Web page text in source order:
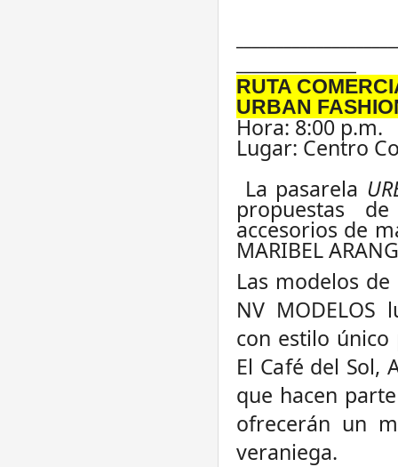
RUTA
URBAN
Hora: 8:00 p.m.
Lugar: Centro
La pasarela
propuestas
accesorios de
MARIBEL
Las modelos
NV
con estilo
El Café del Sol,
que hacen
ofrecerán un
veraniega.